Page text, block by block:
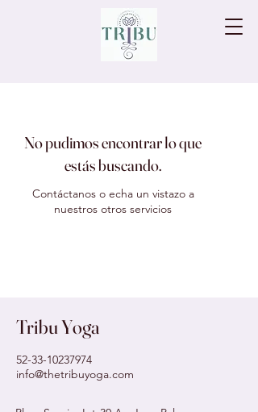
No pudimos encontrar lo que
estás buscando.
Contáctanos o echa un vistazo a
nuestros otros servicios
Tribu Yoga
52-33-10237974
info@thetribuyoga.com